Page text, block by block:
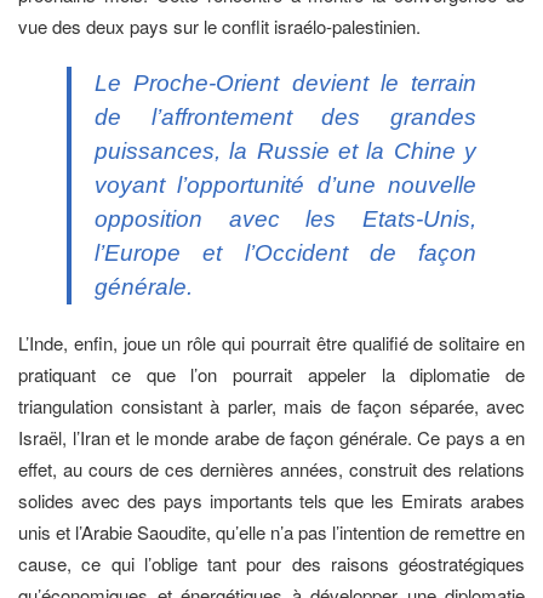
vue des deux pays sur le conflit israélo-palestinien.
Le Proche-Orient devient le terrain
de l’affrontement des grandes
puissances, la Russie et la Chine y
voyant l’opportunité d’une nouvelle
opposition avec les Etats-Unis,
l’Europe et l’Occident de façon
générale.
L’Inde, enfin, joue un rôle qui pourrait être qualifié de solitaire en
pratiquant ce que l’on pourrait appeler la diplomatie de
triangulation consistant à parler, mais de façon séparée, avec
Israël, l’Iran et le monde arabe de façon générale. Ce pays a en
effet, au cours de ces dernières années, construit des relations
solides avec des pays importants tels que les Emirats arabes
unis et l’Arabie Saoudite, qu’elle n’a pas l’intention de remettre en
cause, ce qui l’oblige tant pour des raisons géostratégiques